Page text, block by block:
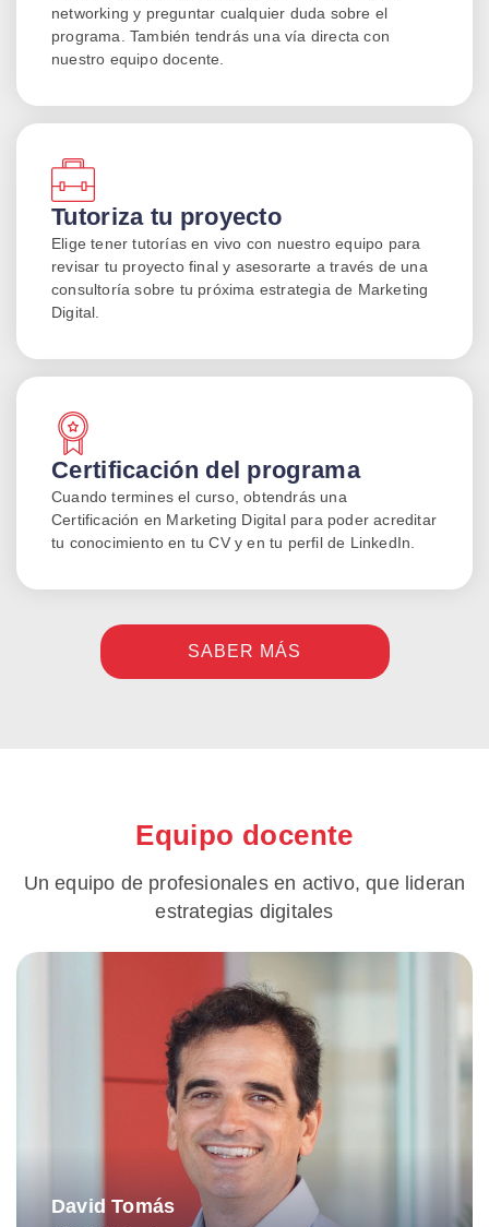
LinkedIn Ads
Segmentación y re-targeting en
LinkedIn Ads
Ejercicio práctico
networking y preguntar cualquier duda sobre el
programa. También tendrás una vía directa con
nuestro equipo docente.
Tutoriza tu proyecto
Elige tener tutorías en vivo con nuestro equipo para
revisar tu proyecto final y asesorarte a través de una
consultoría sobre tu próxima estrategia de Marketing
Digital.
Certificación del programa
Cuando termines el curso, obtendrás una
Certificación en Marketing Digital para poder acreditar
tu conocimiento en tu CV y en tu perfil de LinkedIn.
SABER MÁS
Equipo docente
Un equipo de profesionales en activo, que lideran
estrategias digitales
David Tomás